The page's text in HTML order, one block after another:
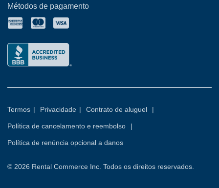
Métodos de pagamento
Termos | Privacidade | Contrato de aluguel |
Política de cancelamento e reembolso |
Política de renúncia opcional a danos
© 2026 Rental Commerce Inc. Todos os direitos reservados.